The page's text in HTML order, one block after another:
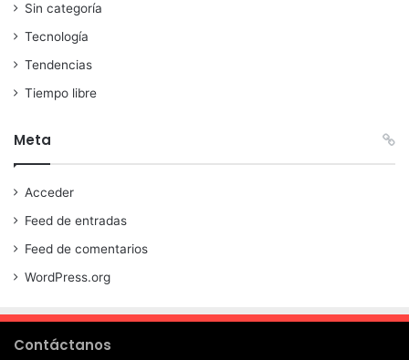
Sin categoría
Tecnología
Tendencias
Tiempo libre
Meta
Acceder
Feed de entradas
Feed de comentarios
WordPress.org
Contáctanos